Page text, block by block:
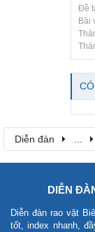
Đề
Bài
Diễn đàn ...
DIỄN
Diễn đàn rao vặt
tốt, index nhanh,